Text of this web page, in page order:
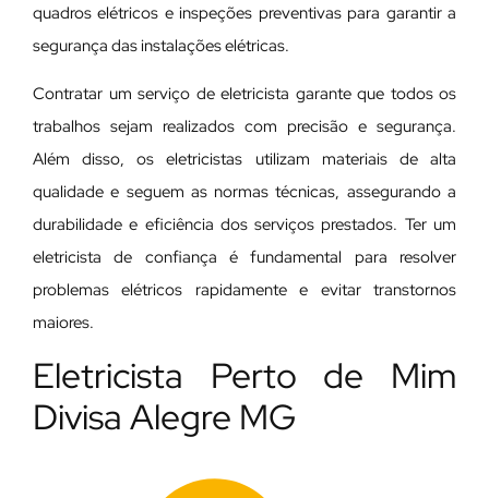
quadros elétricos e inspeções preventivas para garantir a
segurança das instalações elétricas.
Contratar um serviço de eletricista garante que todos os
trabalhos sejam realizados com precisão e segurança.
Além disso, os eletricistas utilizam materiais de alta
qualidade e seguem as normas técnicas, assegurando a
durabilidade e eficiência dos serviços prestados. Ter um
eletricista de confiança é fundamental para resolver
problemas elétricos rapidamente e evitar transtornos
maiores.
Eletricista Perto de Mim
Divisa Alegre MG